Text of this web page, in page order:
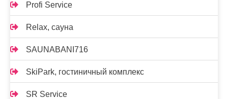
Profi Service
Relax, сауна
SAUNABANI716
SkiPark, гостиничный комплекс
SR Service